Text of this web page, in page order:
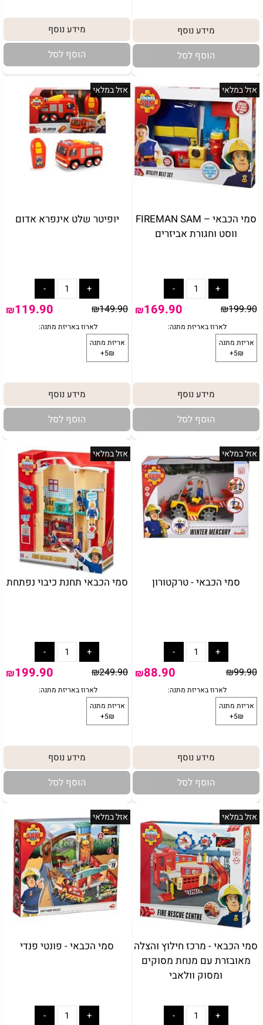
אריזת מתנה
מתנה:
לארוז באריזת מתנה:
אריזת מתנה
מידע נוסף
הוסף לסל
מידע נוסף
הוסף לסל
אזל במלאי
סמי הכבאי – FIREMAN SAM
ווסט וחגורת אביזרים
₪199.90
₪169.90
מידע נוסף
הוסף לסל
אזל במלאי
יופיטר שלט אינפרא אדום
₪149.90
₪119.90
מידע נוסף
הוסף לסל
אזל במלאי
סמי הכבאי - טרקטורון
₪99.90
₪88.90
מידע נוסף
הוסף לסל
אזל במלאי
סמי הכבאי תחנת כיבוי נפתחת
₪249.90
₪199.90
מידע נוסף
הוסף לסל
אזל במלאי
סמי הכבאי - מרכז חילוץ והצלה
מאובזרת עם מנחת מסוקים
ומסוק וולאבי
אזל במלאי
סמי הכבאי - פונטי פנדי